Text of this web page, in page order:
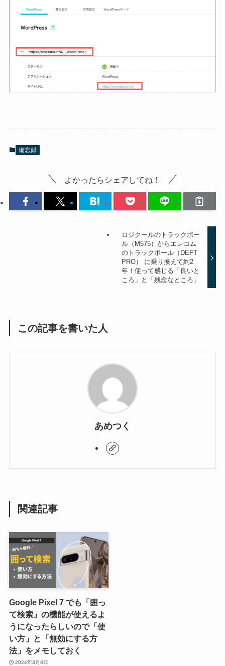
備忘録
よかったらシェアしてね！
ロジクールのトラックボー
ル（M575）からエレコム
のトラックボール（DEFT
PRO） に乗り換えて約2
年！使って感じる「良いと
ころ」と「残念なところ」
この記事を書いた人
あめつく
関連記事
Google Pixel 7 でも「囲っ
て検索」の機能が使えるよ
うになったらしいので「使
い方」と「無効にする方
法」をメモしておく
2024年3月8日